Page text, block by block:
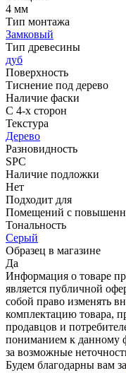
4 мм
Тип монтажа
Замковый
Тип древесины
дуб
Поверхность
Тиснение под дерево
Наличие фаски
С 4-х сторон
Текстура
Дерево
Разновидность
SPC
Наличие подложки
Нет
Подходит для
Помещений с
Тональность
Серый
Образец в магазине
Да
Информация о товаре
является публичной
собой право изменять
комплектацию товара,
продавцов и
пониманием к данному
за возможные
Будем благодарны вам за